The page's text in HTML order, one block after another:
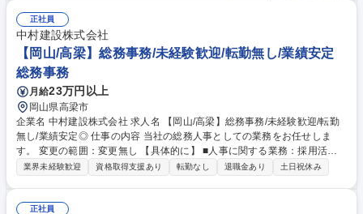
正社員
中村建設株式会社
【岡山/高梁】総務事務/未経験歓迎/転勤無し/業績安定
総務事務
月給23万円以上
岡山県高梁市
企業名 中村建設株式会社 求人名 【岡山/高梁】総務事務/未経験歓迎/転勤
無し/業績安定◎ 仕事の内容 当社の総務人事としての業務をお任せしま
す。 変更の範囲：変更無し 【具体的に】 ■人事に関する業務：採用活動
のサポートや人事制度の策定、社員研修の研修計画策定等 ■庶務に関する
業界未経験歓迎 資格取得支援あり 転勤なし 退職金あり 土日祝休み
正社員